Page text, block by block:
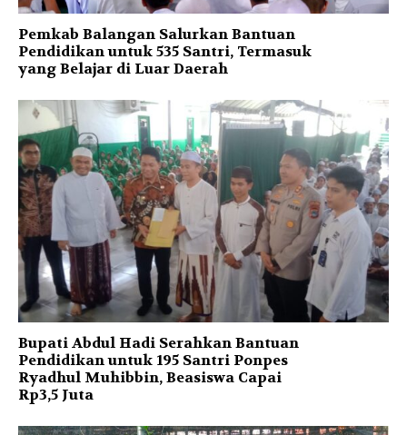
Pemkab Balangan Salurkan Bantuan
Pendidikan untuk 535 Santri, Termasuk
yang Belajar di Luar Daerah
Bupati Abdul Hadi Serahkan Bantuan
Pendidikan untuk 195 Santri Ponpes
Ryadhul Muhibbin, Beasiswa Capai
Rp3,5 Juta